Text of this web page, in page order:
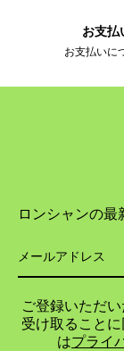
お支払
お支払いに
ロンシャンの
ご登録いただ
受け取ること
はプライ